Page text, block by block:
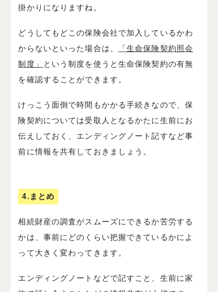
掛かりになりますね。
どうしてもどこの保険会社で加入しているかわ
からないといった場合は、
「生命保険契約照会
制度」
という制度を使うと生命保険契約の有無
を確認することができます。
けっこう面倒で時間もかかる手続きなので、保
険契約については受取人となるかたに生前にお
伝えしておく、エンディングノート記すなど事
前に情報を共有しておきましょう。
4.まとめ
相続財産の調査がスムーズにできるか苦労する
かは、事前にどのくらい把握できているかによ
って大きく変わってきます。
エンディングノートなどで記すこと、生前に家